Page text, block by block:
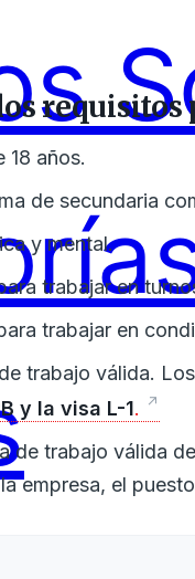
18 años.
de secundaria
y mental.
trabajar en
trabajar en
trabajo válida.
y la visa L-1.
de trabajo válida
empresa, el